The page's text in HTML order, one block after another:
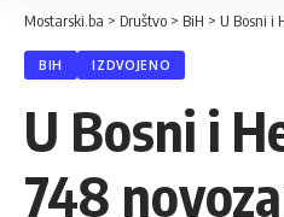
Mostarski.ba > Društvo > BiH > U Bosni i
BIH IZDVOJENO
U Bosni i
748